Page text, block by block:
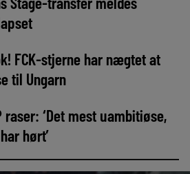
FCK-stjerne har nægtet at
til Ungarn
raser: ‘Det mest uambitiøse,
hørt’